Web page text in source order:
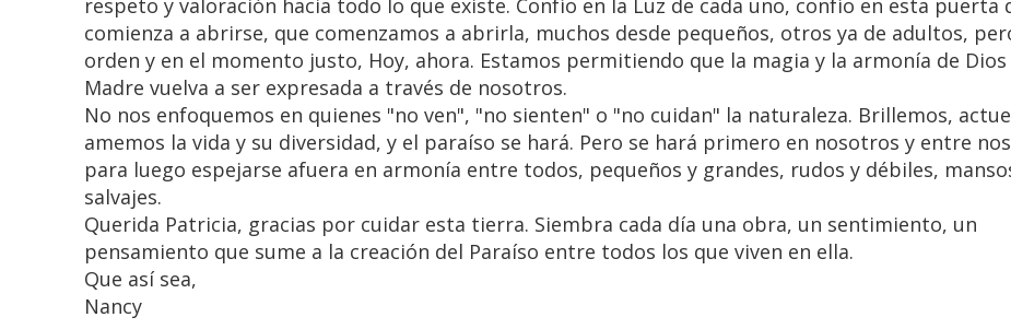
respeto y valoración hacia todo lo que existe. Confío en la Luz de cada uno, confío en esta puerta
comienza a abrirse, que comenzamos a abrirla, muchos desde pequeños, otros ya de adultos,
orden y en el momento justo, Hoy, ahora. Estamos permitiendo que la magia y la armonía de Dios
Madre vuelva a ser expresada a través de nosotros.
No nos enfoquemos en quienes "no ven", "no sienten" o "no cuidan" la naturaleza. Brillemos,
amemos la vida y su diversidad, y el paraíso se hará. Pero se hará primero en nosotros y entre
para luego espejarse afuera en armonía entre todos, pequeños y grandes, rudos y débiles,
salvajes.
Querida Patricia, gracias por cuidar esta tierra. Siembra cada día una obra, un sentimiento, un
pensamiento que sume a la creación del Paraíso entre todos los que viven en ella.
Que así sea,
Nancy